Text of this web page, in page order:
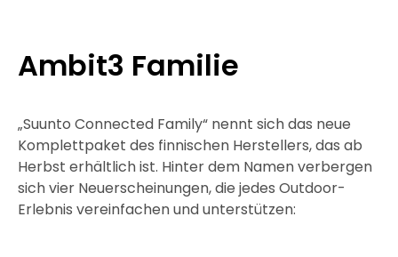
Ambit3 Familie
„Suunto Connected Family“ nennt sich das neue
Komplettpaket des finnischen Herstellers, das ab
Herbst erhältlich ist. Hinter dem Namen verbergen
sich vier Neuerscheinungen, die jedes Outdoor-
Erlebnis vereinfachen und unterstützen: